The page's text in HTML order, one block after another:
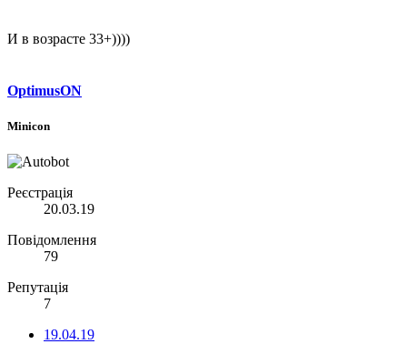
И в возрасте 33+))))
OptimusON
Minicon
Реєстрація
20.03.19
Повідомлення
79
Репутація
7
19.04.19